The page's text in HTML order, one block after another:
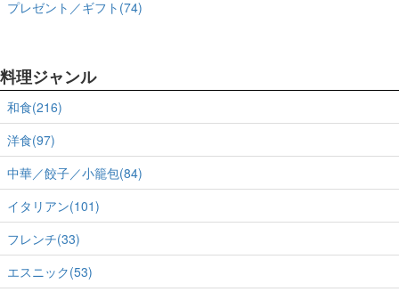
プレゼント／ギフト(74)
料理ジャンル
和食(216)
洋食(97)
中華／餃子／小籠包(84)
イタリアン(101)
フレンチ(33)
エスニック(53)